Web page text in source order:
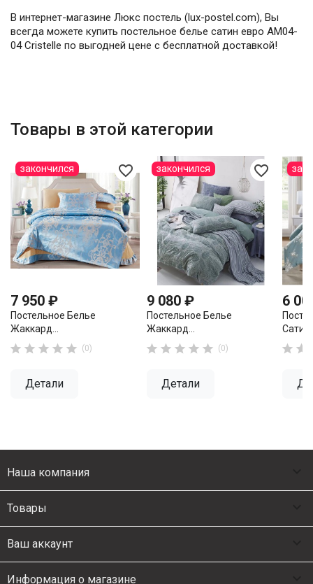
В интернет-магазине Люкс постель (lux-postel.com), Вы
всегда можете купить постельное белье сатин евро AM04-
04 Cristelle по выгодней цене с бесплатной доставкой!
Товары в этой категории
favorite_border
7 950 ₽
Постельное Белье
Жаккард...
     (0)
Детали
закончился favorite_border
9 080 ₽
Постельное Белье
Жаккард...
     (0)
Детали
закончился
6
 
Наша компания
Товары
Ваш аккаунт
Информация о магазине